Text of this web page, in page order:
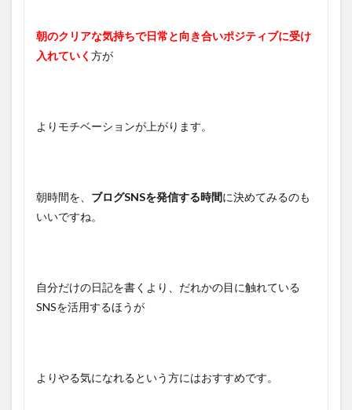
朝のクリアな気持ちで日常と向き合いポジティブに受け
入れていく 方が
よりモチベーションが上がります。
朝時間を、 ブログSNSを発信する時間に決めてみるのも
いいですね。
自分だけの日記を書くより、だれかの目に触れている
SNSを活用するほうが
よりやる気になれるという方にはおすすめです。